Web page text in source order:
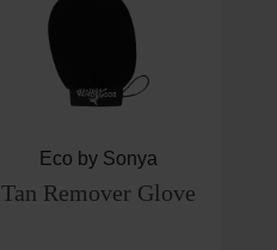
Eco by Sonya
Tan Remover Glove